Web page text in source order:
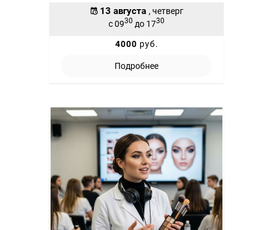
13 августа , четверг
с 0930 до 1730
4000 руб.
Подробнее